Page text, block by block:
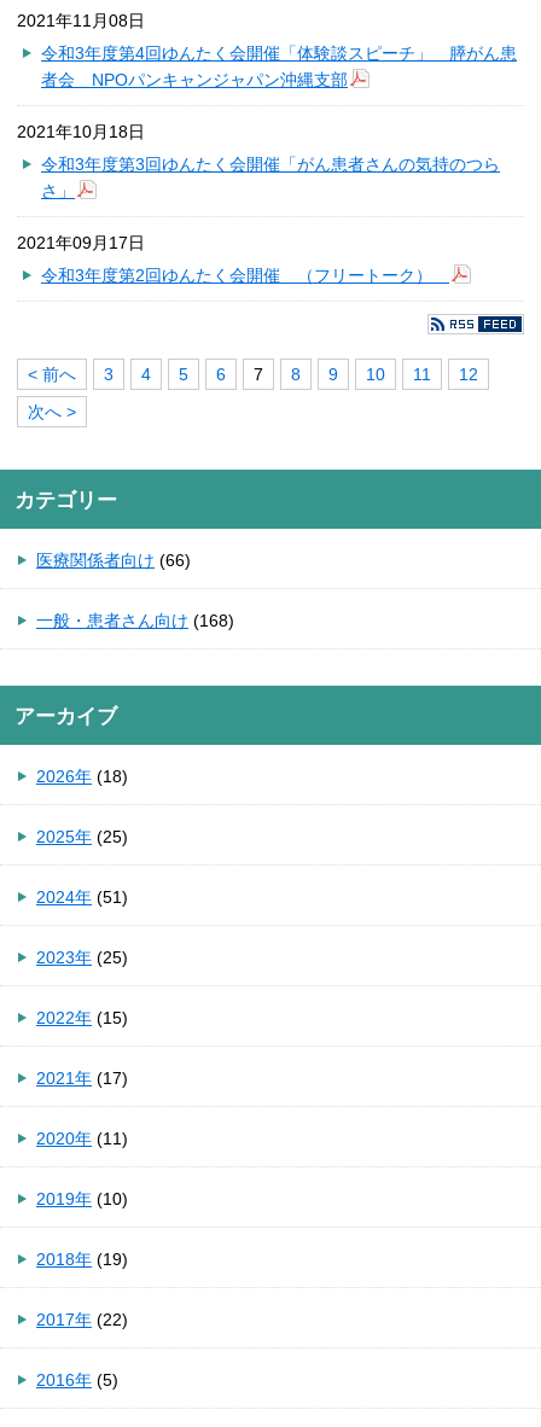
2021年11月08日
令和3年度第4回ゆんたく会開催「体験談スピーチ」 膵がん患
者会 NPOパンキャンジャパン沖縄支部
2021年10月18日
令和3年度第3回ゆんたく会開催「がん患者さんの気持のつら
さ」
2021年09月17日
令和3年度第2回ゆんたく会開催 （フリートーク）
< 前へ 3 4 5 6 7 8 9 10 11
12
次へ >
カテゴリー
医療関係者向け (66)
一般・患者さん向け (168)
アーカイブ
2026年 (18)
2025年 (25)
2024年 (51)
2023年 (25)
2022年 (15)
2021年 (17)
2020年 (11)
2019年 (10)
2018年 (19)
2017年 (22)
2016年 (5)